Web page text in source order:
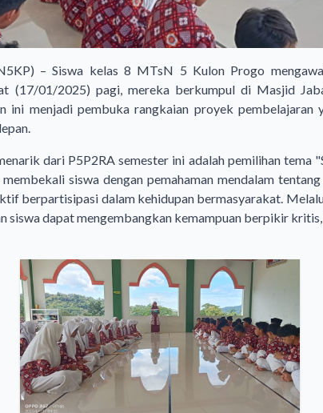
– Siswa kelas 8 MTsN 5 Kulon Progo
(17/01/2025) pagi, mereka berkumpul di Masjid
ini menjadi pembuka rangkaian proyek pembelajaran
dari P5P2RA semester ini adalah pemilihan tema
siswa dengan pemahaman mendalam
berpartisipasi dalam kehidupan bermasyarakat.
siswa dapat mengembangkan kemampuan berpikir